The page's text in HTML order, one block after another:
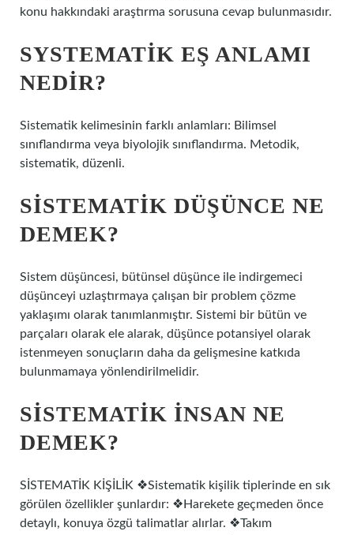
konu hakkındaki araştırma sorusuna cevap bulunmasıdır.
SYSTEMATIK EŞ ANLAMI
NEDIR?
Sistematik kelimesinin farklı anlamları: Bilimsel
sınıflandırma veya biyolojik sınıflandırma. Metodik,
sistematik, düzenli.
SISTEMATIK DÜŞÜNCE NE
DEMEK?
Sistem düşüncesi, bütünsel düşünce ile indirgemeci
düşünceyi uzlaştırmaya çalışan bir problem çözme
yaklaşımı olarak tanımlanmıştır. Sistemi bir bütün ve
parçaları olarak ele alarak, düşünce potansiyel olarak
istenmeyen sonuçların daha da gelişmesine katkıda
bulunmamaya yönlendirilmelidir.
SISTEMATIK INSAN NE
DEMEK?
SİSTEMATİK KİŞİLİK ❖Sistematik kişilik tiplerinde en sık
görülen özellikler şunlardır: ❖Harekete geçmeden önce
detaylı, konuya özgü talimatlar alırlar. ❖Takım